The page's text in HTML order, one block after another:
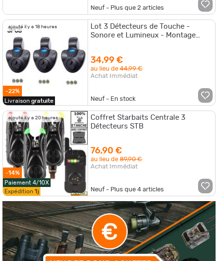
Neuf - Plus que2 articles
ajouté il y a 18 heures
-22%
Livraison gratuite
Lot 3 Détecteurs de Touche -
Sonore et Lumineux - Montage
34,99 €
au lieu de44,99 €
Achat Immédiat
Neuf - En stock
ajouté il y a 20 heures
-14%
Paiement 4/10X
Expédition 1j
Coffret Starbaits Centrale 3
Détecteurs STB
76,90 €
au lieu de89,90 €
Achat Immédiat
Neuf - Plus que4 articles